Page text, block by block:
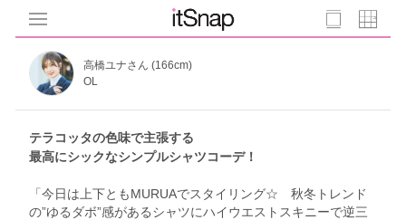
高橋ユナさん (166cm)
OL
テラコッタの色味で主張する
最高にシックなシンプルシャツコーデ！
「今日は上下ともMURUAでスタイリング☆ 秋冬トレンド
の”ゆるダボ”感があるシャツにハイウエストスキニーで逆三